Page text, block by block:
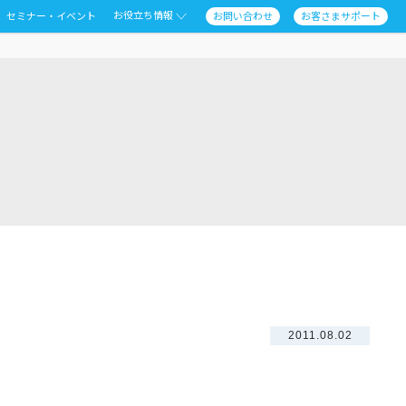
セミナー・イベント お役立ち情報 お問い合わせ お客さまサポート
2011.08.02